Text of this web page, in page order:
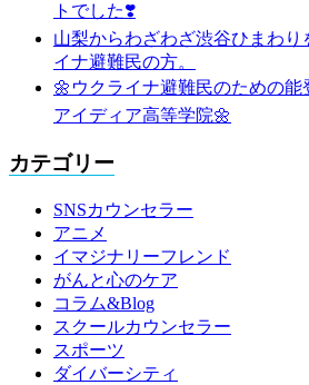
トでした❣️
山梨からわざわざ渋谷ひまわり
イナ避難民の方。
🌼ウクライナ避難民のための
アイディア高等学院🌼
カテゴリー
SNSカウンセラー
アニメ
イマジナリーフレンド
がんと心のケア
コラム&Blog
スクールカウンセラー
スポーツ
ダイバーシティ